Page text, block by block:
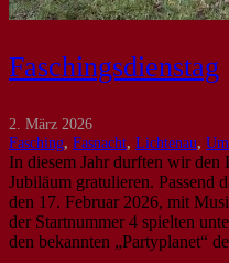
Faschingsdienstag
2. März 2026
Fasching, Fasnacht, Lichtenau,
In diesem Jahr durften wir
Jubiläum gratulieren. Passend
den 17. Februar 2026, mit
der Startnummer 4 spielten
den bekannten „Partyplanet“